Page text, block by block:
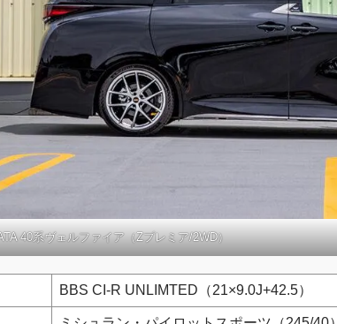
40系ヴェルファイア（Zプレミア/2WD）
BBS CI-R UNLIMTED（21×9.0J+42.5）